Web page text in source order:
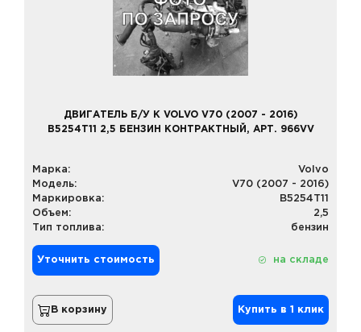
ДВИГАТЕЛЬ Б/У К VOLVO V70 (2007 - 2016)
B5254T11 2,5 БЕНЗИН КОНТРАКТНЫЙ, АРТ. 966VV
Марка:
Volvo
Модель:
V70 (2007 - 2016)
Маркировка:
B5254T11
Объем:
2,5
Тип топлива:
бензин
Уточнить стоимость на складе
В корзину Купить в 1 клик